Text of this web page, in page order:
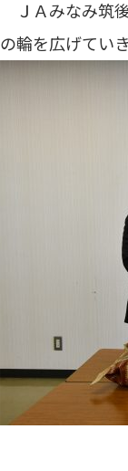
ＪＡみなみ筑
の輪を広げていき